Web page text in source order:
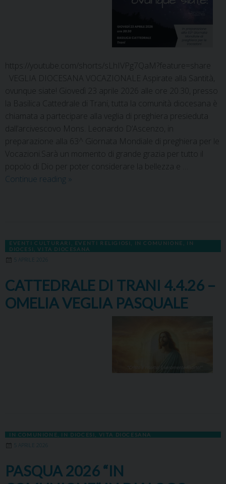
https://youtube.com/shorts/sLhIVPg7QaM?feature=share
VEGLIA DIOCESANA VOCAZIONALE Aspirate alla Santità,
ovunque siate! Giovedì 23 aprile 2026 alle ore 20.30, presso
la Basilica Cattedrale di Trani, tutta la comunità diocesana è
chiamata a partecipare alla veglia di preghiera presieduta
dall’arcivescovo Mons. Leonardo D’Ascenzo, in
preparazione alla 63^ Giornata Mondiale di preghiera per le
Vocazioni.Sarà un momento di grande grazia per tutto il
popolo di Dio per poter considerare la bellezza e …
Continue reading »
EVENTI CULTURARI EVENTI RELIGIOSI IN COMUNIONE
IN
DIOCESI
,VITA DIOCESANA
5 APRILE 2026
CATTEDRALE DI TRANI 4.4.26 –
OMELIA VEGLIA PASQUALE
IN COMUNIONE IN DIOCESI VITA DIOCESANA
5 APRILE 2026
PASQUA 2026 “IN